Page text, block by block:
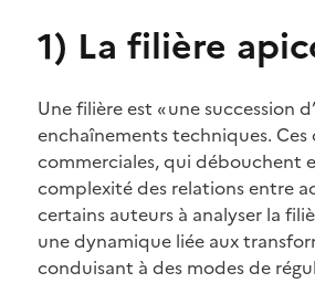
1) La filière
Une filière est « une succession
enchaînements techniques.
commerciales, qui débouchent
complexité des relations entre
certains auteurs à analyser la
une dynamique liée aux
conduisant à des modes de